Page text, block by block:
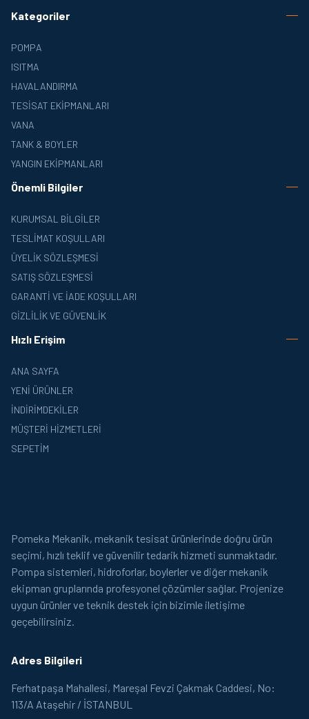
Kategoriler
POMPA
ISITMA
HAVALANDIRMA
TESISAT EKIPMANLARI
VANA
TANK & BOYLER
YANGIN EKIPMANLARI
Önemli Bilgiler
KURUMSAL BILGILER
TESLIMAT KOŞULLARI
ÜYELIK SÖZLEŞMESI
SATIŞ SÖZLEŞMESI
GARANTI VE İADE KOŞULLARI
GIZLILIK VE GÜVENLIK
Hızlı Erişim
ANA SAYFA
YENI ÜRÜNLER
İNDIRIMDEKILER
MÜŞTERI HIZMETLERI
SEPETIM
Pomeka Mekanik, mekanik tesisat ürünlerinde doğru ürün
seçimi, hızlı teklif ve güvenilir tedarik hizmeti sunmaktadır.
Pompa sistemleri, hidroforlar, boylerler ve diğer mekanik
ekipman gruplarında profesyonel çözümler sağlar. Projenize
uygun ürünler ve teknik destek için bizimle iletişime
geçebilirsiniz.
Adres Bilgileri
Ferhatpaşa Mahallesi, Mareşal Fevzi Çakmak Caddesi, No:
113/A Ataşehir / İSTANBUL